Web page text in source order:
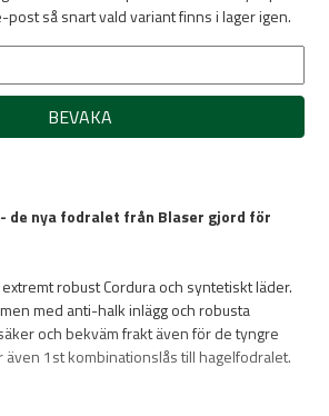
post så snart vald variant finns i lager igen.
BEVAKA
de nya fodralet från Blaser gjord för
robust Cordura och syntetiskt läder.
med anti-halk inlägg och robusta
och bekväm frakt även för de tyngre
1st kombinationslås till hagelfodralet.